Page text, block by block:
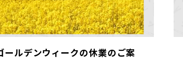
ールデンウィークの休業のご案